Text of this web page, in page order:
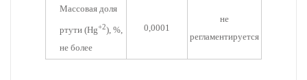
Массовая доля
ртути (Hg+2), %,
не более
0,0001
не
регламентируется